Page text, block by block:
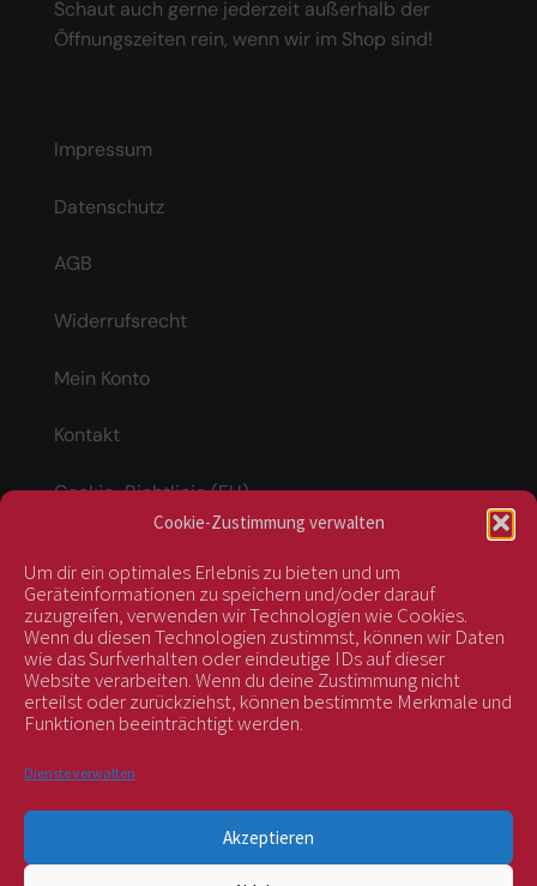
Cookie-Zustimmung verwalten
Um dir ein optimales Erlebnis zu bieten und um
Geräteinformationen zu speichern und/oder darauf
zuzugreifen, verwenden wir Technologien wie Cookies.
Wenn du diesen Technologien zustimmst, können wir Daten
wie das Surfverhalten oder eindeutige IDs auf dieser
Website verarbeiten. Wenn du deine Zustimmung nicht
erteilst oder zurückziehst, können bestimmte Merkmale und
Funktionen beeinträchtigt werden.
Dienste verwalten
Akzeptieren
Schaut auch gerne jederzeit außerhalb der
Öffnungszeiten rein, wenn wir im Shop sind!
Impressum
Datenschutz
AGB
Widerrufsrecht
Mein Konto
Kontakt
Cookie-Richtlinie (EU)
Vertrag widerrufen
kontrolliert durch: